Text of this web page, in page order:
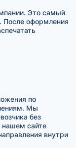
Это самый
После оформления
по
Мы
без
нашем сайте
внутри